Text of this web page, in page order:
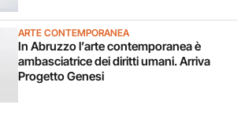
ARTE CONTEMPORANEA
In Abruzzo l’arte contemporanea è
ambasciatrice dei diritti umani. Arriva
Progetto Genesi